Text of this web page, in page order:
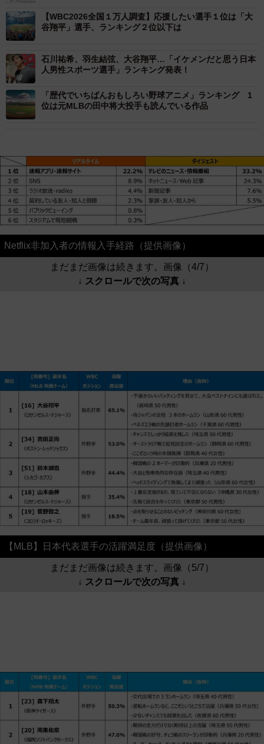
【WBC2026全国１万人調査】応援したい選手１位は「大
谷翔平」選手、ランキング２位以下は
石川祐希、羽生結弦、大谷翔平…「イケメンだと思う日本
人男性スポーツ選手」ランキング発表！
「歴代でいちばんおもしろい野球アニメ」ランキング 1
位は元MLBの田中将大投手も読んでいる作品
Netflix非加入者の情報入手経路（提供画像）
まだまだ画像は続きます。画像（4/7）
↓ スクロールで次の写真 ↓
【MLB】日本代表選手の活躍満足度（提供画像）
まだまだ画像は続きます。画像（5/7）
↓ スクロールで次の写真 ↓